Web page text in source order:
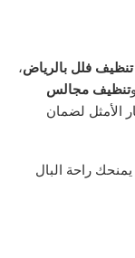
تنظيف فلل بالرياض،
وتنظيف مجالس
الأمثل لضمان
راحة البال